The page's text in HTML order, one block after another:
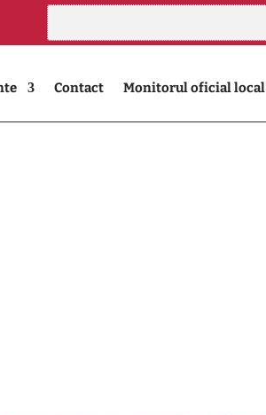
Contact Monitorul oficial local